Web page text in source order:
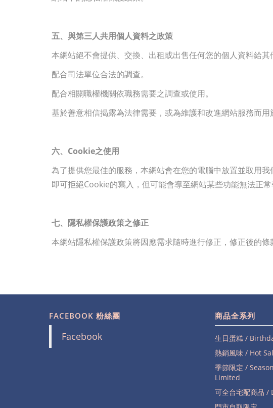
五、與第三人共用個人資料之政策
本網站絕不會提供、交換、出租或出售任何您的個人資料給
配合司法單位合法的調查。
配合相關職權機關依職務需要之調查或使用。
基於善意相信揭露為法律需要，或為維護和改進網站服務而用
六、Cookie之使用
為了提供您最佳的服務，本網站會在您的電腦中放置並取用
即可拒絕Cookie的寫入，但可能會導至網站某些功能無法正常
七、隱私權保護政策之修正
本網站隱私權保護政策將因應需求隨時進行修正，修正後的條
FACEBOOK 粉絲團
Facebook
商品全系列
生日蛋糕 /
熱銷風味 / Hot
季節限定 / Season
Limited
可全台宅配商品 /